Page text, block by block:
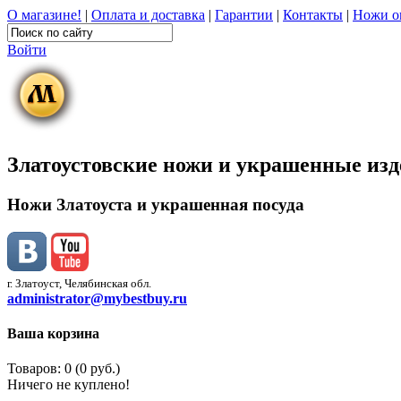
О магазине! | Оплата и доставка | Гарантии | Контакты | Ножи
Войти
Златоустовские ножи и украшенные
Ножи Златоуста и украшенная посуда
г. Златоуст, Челябинская обл.
administrator@mybestbuy.ru
Ваша корзина
Товаров: 0 (0 руб.)
Ничего не куплено!